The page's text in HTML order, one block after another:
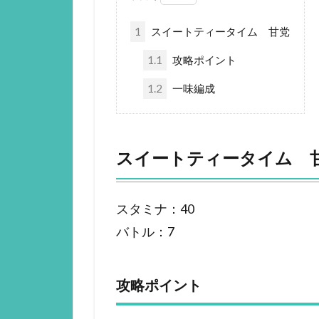
1 スイートティータイム 甘党
1.1 攻略ポイント
1.2 一味編成
スイートティータイム
スタミナ：40
バトル：7
攻略ポイント